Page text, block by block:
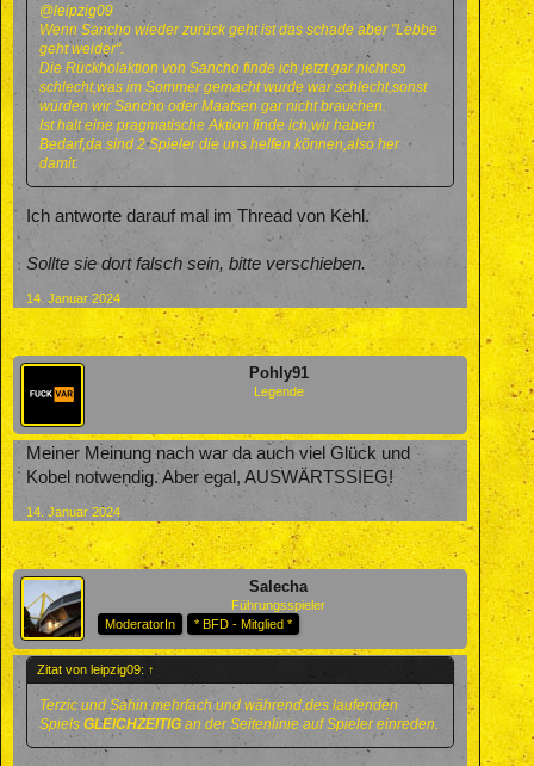
@leipzig09
Wenn Sancho wieder zurück geht ist das schade aber "Lebbe
geht weider".
Die Rückholaktion von Sancho finde ich jetzt gar nicht so
schlecht,was im Sommer gemacht wurde war schlecht,sonst
würden wir Sancho oder Maatsen gar nicht brauchen.
Ist halt eine pragmatische Aktion finde ich,wir haben
Bedarf,da sind 2 Spieler die uns helfen können,also her
damit.
Ich antworte darauf mal im Thread von Kehl.
Sollte sie dort falsch sein, bitte verschieben.
14. Januar 2024
Pohly91
Legende
Meiner Meinung nach war da auch viel Glück und
Kobel notwendig. Aber egal, AUSWÄRTSSIEG!
14. Januar 2024
Salecha
Führungsspieler
ModeratorIn
* BFD - Mitglied *
Zitat von leipzig09: ↑
Terzic und Sahin mehrfach und während,des laufenden
Spiels GLEICHZEITIG an der Seitenlinie auf Spieler einreden.